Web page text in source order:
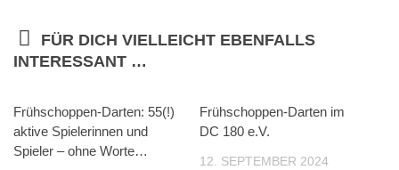
FÜR DICH VIELLEICHT EBENFALLS
INTERESSANT …
Frühschoppen-Darten: 55(!)
aktive Spielerinnen und
Spieler – ohne Worte…
Frühschoppen-Darten im
DC 180 e.V.
12. SEPTEMBER 2024